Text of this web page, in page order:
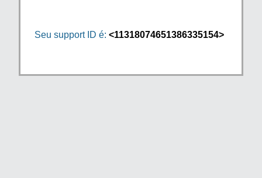
Seu support ID é: <11318074651386335154>